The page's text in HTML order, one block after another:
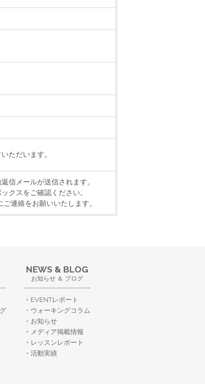
ただいます。
信メールが送信されます。
クスをご確認ください。
連絡をお願いいたします。
NEWS & BLOG
お知らせ ＆ ブログ
EVENTレポート
ウォーキングコラム
お知らせ
メディア掲載情報
レッスンレポート
活動実績